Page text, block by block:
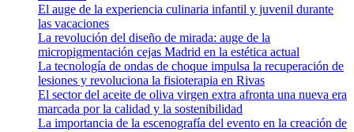
El auge de la experiencia culinaria infantil y juvenil durante
las vacaciones
La revolución del diseño de mirada: auge de la
micropigmentación cejas Madrid en la estética actual
La tecnología de ondas de choque impulsa la recuperación de
lesiones y revoluciona la fisioterapia en Rivas
El sector del aceite de oliva virgen extra afronta una nueva era
marcada por la calidad y la sostenibilidad
La importancia de la escenografía del evento en la creación de